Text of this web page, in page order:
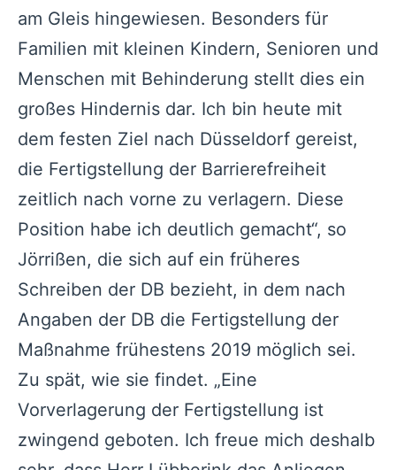
am Gleis hingewiesen. Besonders für
Familien mit kleinen Kindern, Senioren und
Menschen mit Behinderung stellt dies ein
großes Hindernis dar. Ich bin heute mit
dem festen Ziel nach Düsseldorf gereist,
die Fertigstellung der Barrierefreiheit
zeitlich nach vorne zu verlagern. Diese
Position habe ich deutlich gemacht“, so
Jörrißen, die sich auf ein früheres
Schreiben der DB bezieht, in dem nach
Angaben der DB die Fertigstellung der
Maßnahme frühestens 2019 möglich sei.
Zu spät, wie sie findet. „Eine
Vorverlagerung der Fertigstellung ist
zwingend geboten. Ich freue mich deshalb